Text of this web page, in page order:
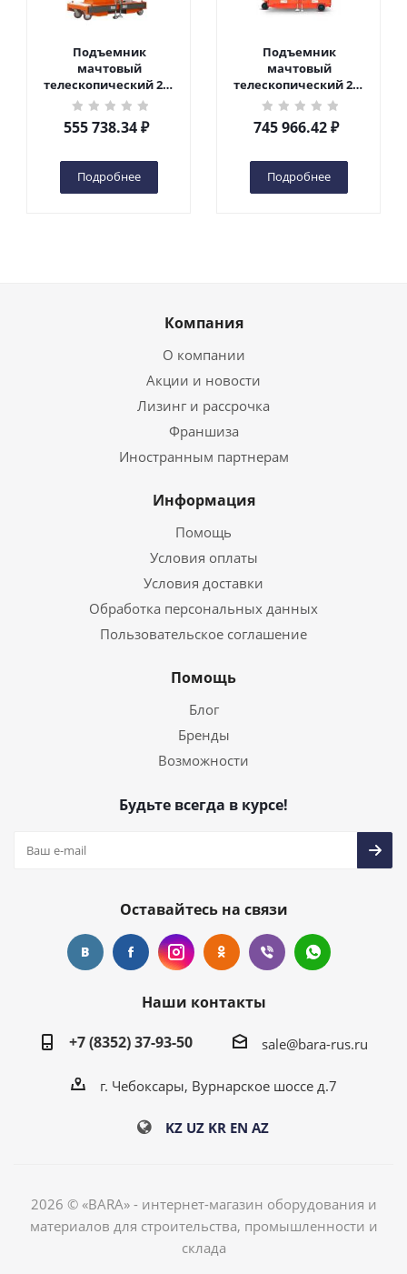
Подъемник
мачтовый
телескопический 200
кг 6 м TOR GTWY6-200S
DC 2-мачтовый
(автономный) (G) в
555 738.34₽
Подробнее
Подъемник
мачтовый
телескопический 200
кг 10 м TOR GTWY10-
200S DC 2-мачтовый
(автономный) (N) в
745 966.42₽
Подробнее
Компания
О компании
Акции и новости
Лизинг и рассрочка
Франшиза
Иностранным партнерам
Информация
Помощь
Условия оплаты
Условия доставки
Обработка персональных данных
Пользовательское соглашение
Помощь
Блог
Бренды
Возможности
Будьте всегда в курсе!
Оставайтесь на связи
Наши контакты
+7 (8352) 37-93-50
sale@bara-rus.ru
г. Чебоксары, Вурнарское шоссе д.7
KZ UZ KR EN AZ
2026 © «BARA» - интернет-магазин оборудования и
материалов для строительства, промышленности и
склада